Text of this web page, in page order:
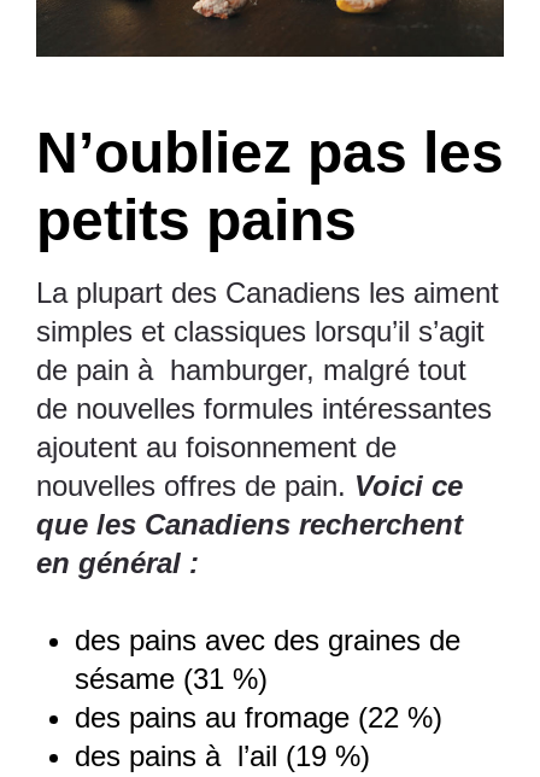
N’oubliez pas les
petits pains
La plupart des Canadiens les aiment
simples et classiques lorsqu’il s’agit
de pain à hamburger, malgré tout
de nouvelles formules intéressantes
ajoutent au foisonnement de
nouvelles offres de pain. Voici ce
que les Canadiens recherchent
en général :
des pains avec des graines de
sésame (31 %)
des pains au fromage (22 %)
des pains à l’ail (19 %)